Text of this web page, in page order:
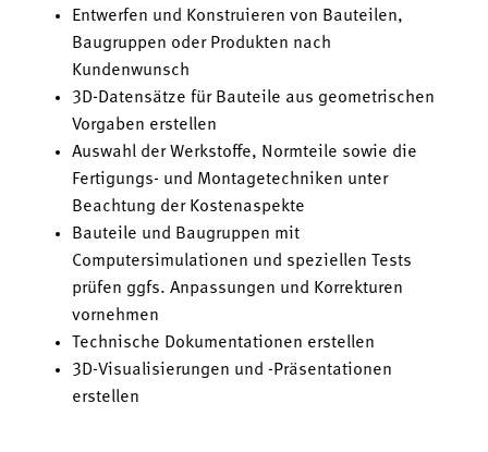
Entwerfen und Konstruieren von Bauteilen,
Baugruppen oder Produkten nach
Kundenwunsch
3D-Datensätze für Bauteile aus geometrischen
Vorgaben erstellen
Auswahl der Werkstoffe, Normteile sowie die
Fertigungs- und Montagetechniken unter
Beachtung der Kostenaspekte
Bauteile und Baugruppen mit
Computersimulationen und speziellen Tests
prüfen ggfs. Anpassungen und Korrekturen
vornehmen
Technische Dokumentationen erstellen
3D-Visualisierungen und -Präsentationen
erstellen